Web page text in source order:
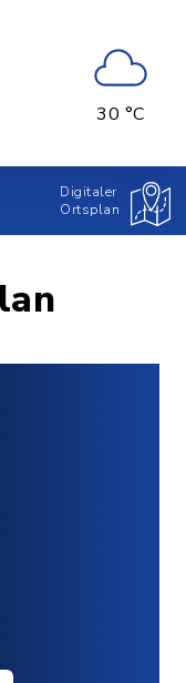
30 °C
Digitaler
Ortsplan